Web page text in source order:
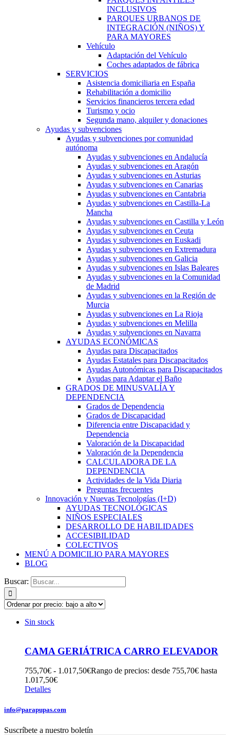
INCLUSIVOS
PARQUES URBANOS DE
INTEGRACIÓN (NIÑOS) Y
PARA MAYORES
Vehículo
Adaptación del Vehículo
Coches adaptados de fábrica
SERVICIOS
Asistencia domiciliaria en España
Rehabilitación a domicilio
Servicios financieros tercera edad
Turismo y ocio
Segunda mano, alquiler y donaciones
Ayudas y subvenciones
Ayudas y subvenciones por comunidad
autónoma
Ayudas y subvenciones en Andalucía
Ayudas y subvenciones en Aragón
Ayudas y subvenciones en Asturias
Ayudas y subvenciones en Canarias
Ayudas y subvenciones en Cantabria
Ayudas y subvenciones en Castilla-La
Mancha
Ayudas y subvenciones en Castilla y León
Ayudas y subvenciones en Ceuta
Ayudas y subvenciones en Euskadi
Ayudas y subvenciones en Extremadura
Ayudas y subvenciones en Galicia
Ayudas y subvenciones en Islas Baleares
Ayudas y subvenciones en la Comunidad
de Madrid
Ayudas y subvenciones en la Región de
Murcia
Ayudas y subvenciones en La Rioja
Ayudas y subvenciones en Melilla
Ayudas y subvenciones en Navarra
AYUDAS ECONÓMICAS
Ayudas para Discapacitados
Ayudas Estatales para Discapacitados
Ayudas Autonómicas para Discapacitados
Ayudas para Adaptar el Baño
GRADOS DE MINUSVALÍA Y
DEPENDENCIA
Grados de Dependencia
Grados de Discapacidad
Diferencia entre Discapacidad y
Dependencia
Valoración de la Discapacidad
Valoración de la Dependencia
CALCULADORA DE LA
DEPENDENCIA
Actividades de la Vida Diaria
Preguntas frecuentes
Innovación y Nuevas Tecnologías (I+D)
AYUDAS TECNOLÓGICAS
NIÑOS ESPECIALES
DESARROLLO DE HABILIDADES
ACCESIBILIDAD
COLECTIVOS
MENÚ A DOMICILIO PARA MAYORES
BLOG
Buscar:
Sin stock
CAMA GERIÁTRICA CARRO ELEVADOR
755,70€ - 1.017,50€Rango de precios: desde 755,70€ hasta
1.017,50€
Detalles
info@parapupas.com
Suscríbete a nuestro boletín